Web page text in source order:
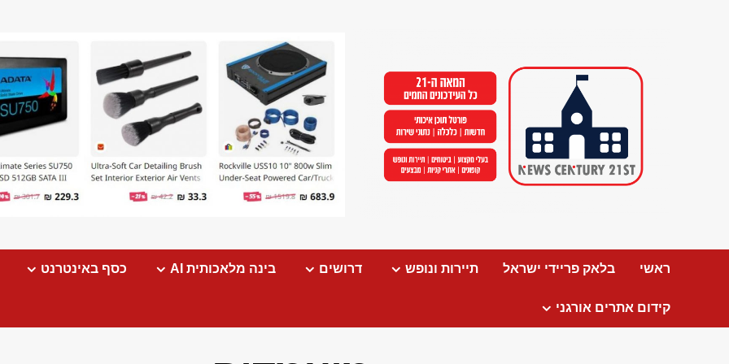
ראשי בלאק פריידי ישראל תיירות ונופש דרושים בינה מלאכותית AI כסף באינטרנט
קידום אתרים אורגני